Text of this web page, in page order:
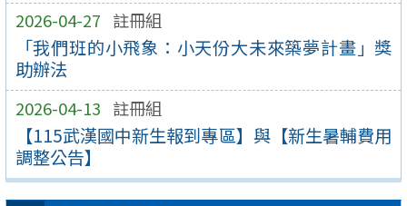
2026-04-27 註冊組
「我們班的小飛象：小天份大未來築夢計畫」獎
助辦法
2026-04-13 註冊組
【115武漢國中新生報到專區】與【新生暑輔費用
調整公告】